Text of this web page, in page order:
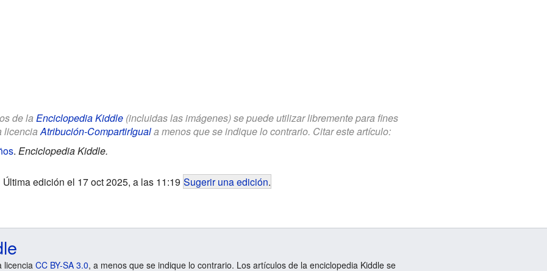
de la Enciclopedia Kiddle(incluidas las imágenes) se puede utilizar libremente para fines
licenciaAtribución-CompartirIguala menos que se indique lo contrario. Citar este artículo:
. Enciclopedia Kiddle.
Última edición el 17 oct 2025, a las 11:19 Sugerir una edición.
licencia CC BY-SA 3.0, a menos que se indique lo contrario. Los artículos de la enciclopedia Kiddle se